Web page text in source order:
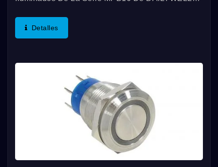
Con Clasificación IP67 Y Una Iluminación De
Anillo O Símbolo De Encendido....
Detalles